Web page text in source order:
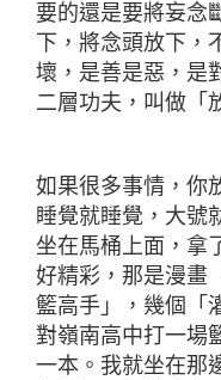
要的還是要將妄念
下，將念頭放下
壞，是善是惡，是
二層功夫，叫做「
如果很多事情，你
睡覺就睡覺，大號
坐在馬桶上面，拿
好精彩，那是漫畫
籃高手」，幾個「
對嶺南高中打一場
一本。我就坐在那